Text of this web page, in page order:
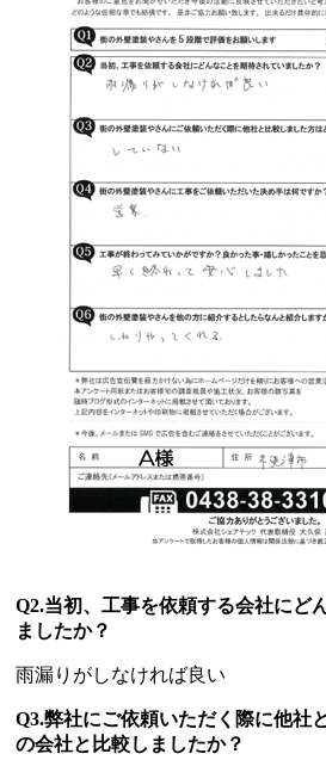
Q2.当初、工事を依頼する会社にど
ましたか？
雨漏りがしなければ良い
Q3.弊社にご依頼いただく際に他社
の会社と比較しましたか？